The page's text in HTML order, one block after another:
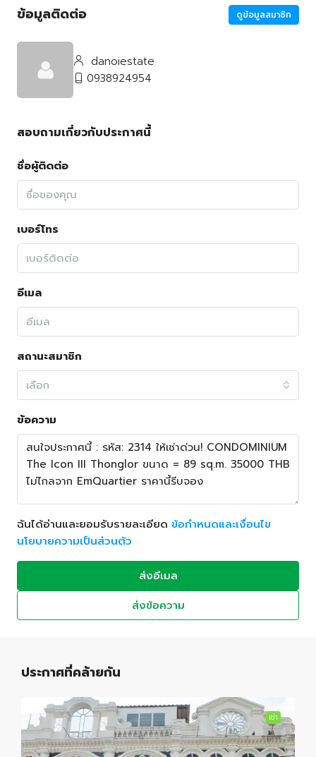
ข้อมูลติดต่อ ดูข้อมูลสมาชิก
danoiestate
0938924954
สอบถามเกี่ยวกับประกาศนี้
ชื่อผู้ติดต่อ
เบอร์โทร
อีเมล
สถานะสมาชิก
เลือก
ข้อความ
ฉันได้อ่านและยอมรับรายละเอียด ข้อกำหนดและเงื่อนไข
นโยบายความเป็นส่วนตัว
ส่งอีเมล
ส่งข้อความ
ประกาศที่คล้ายกัน
เช่า